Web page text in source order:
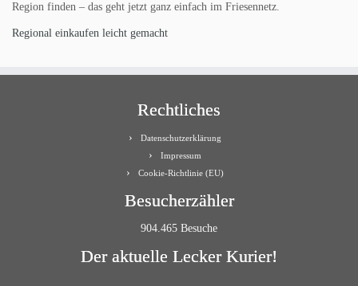
Region finden – das geht jetzt ganz einfach im Friesennetz.
Regional einkaufen leicht gemacht
Rechtliches
Datenschutzerklärung
Impressum
Cookie-Richtlinie (EU)
Besucherzähler
904.465 Besuche
Der aktuelle Lecker Kurier!